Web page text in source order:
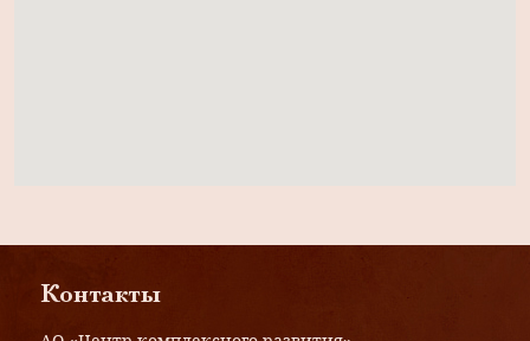
Контакты